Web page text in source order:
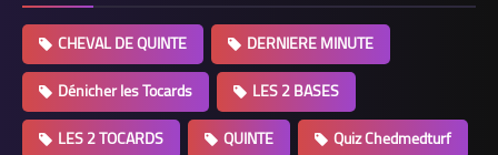
CHEVAL DE QUINTE
DERNIERE MINUTE
Dénicher les Tocards
LES 2 BASES
LES 2 TOCARDS
QUINTE
Quiz Chedmedturf